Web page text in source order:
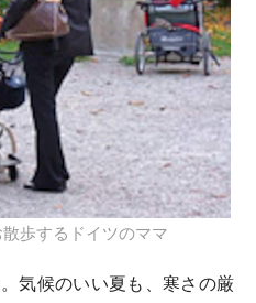
歩するドイツのママ
気候のいい夏も、寒さの厳